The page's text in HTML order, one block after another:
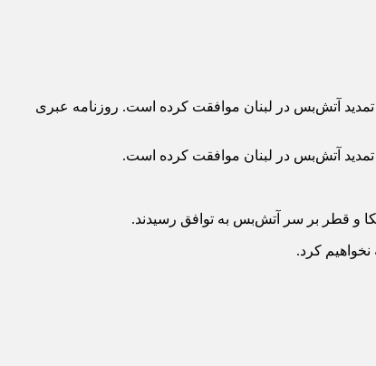
تمدید آتش‌بس در لبنان موافقت کرده است. روزنامه عبری
تمدید آتش‌بس در لبنان موافقت کرده است.
و قطر بر سر آتش‌بس به توافق رسیدند.
کرد.